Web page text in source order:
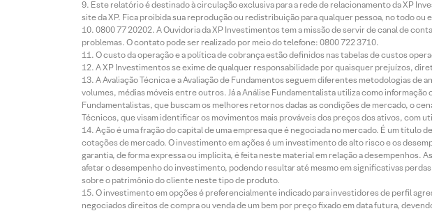
Este relatório é destinado à circulação exclusiva para a rede de relacionamento da XP
site da XP. Fica proibida sua reprodução ou redistribuição para qualquer pessoa, no todo
0800 77 20202. A Ouvidoria da XP Investimentos tem a missão de servir de canal de
problemas. O contato pode ser realizado por meio do telefone: 0800 722 3710.
O custo da operação e a política de cobrança estão definidos nas tabelas de custos
A XP Investimentos se exime de qualquer responsabilidade por quaisquer prejuízos,
A Avaliação Técnica e a Avaliação de Fundamentos seguem diferentes metodologias
volumes, médias móveis entre outros. Já a Análise Fundamentalista utiliza como
Fundamentalistas, que buscam os melhores retornos dadas as condições de mercado, o
Técnicos, que visam identificar os movimentos mais prováveis dos preços dos ativos, com
Ação é uma fração do capital de uma empresa que é negociada no mercado. É um título
cotações de mercado. O investimento em ações é um investimento de alto risco e os
garantia, de forma expressa ou implícita, é feita neste material em relação a
afetar o desempenho do investimento, podendo resultar até mesmo em significativas
sobre o patrimônio do cliente neste tipo de produto.
O investimento em opções é preferencialmente indicado para investidores de perfil
negociados direitos de compra ou venda de um bem por preço fixado em data futura,